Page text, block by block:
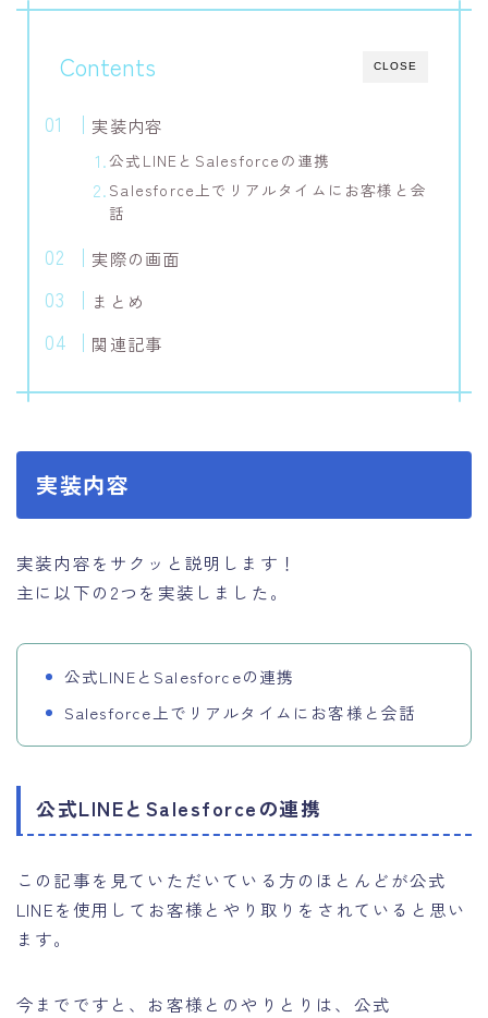
CLOSE
Contents
実装内容
公式LINEとSalesforceの連携
Salesforce上でリアルタイムにお客様と会
話
実際の画面
まとめ
関連記事
実装内容
実装内容をサクッと説明します！
主に以下の2つを実装しました。
公式LINEとSalesforceの連携
Salesforce上でリアルタイムにお客様と会話
公式LINEとSalesforceの連携
この記事を見ていただいている方のほとんどが公式
LINEを使用してお客様とやり取りをされていると思い
ます。
今までですと、お客様とのやりとりは、公式